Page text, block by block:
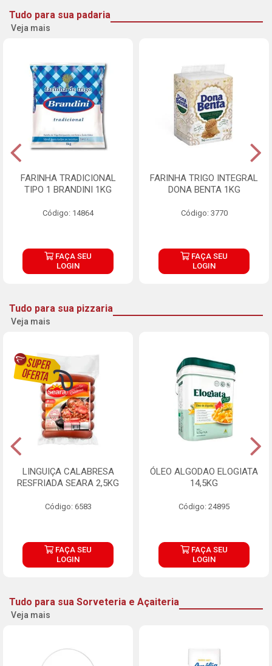
Tudo para sua padaria
Veja mais
FARINHA TRADICIONAL
TIPO 1 BRANDINI 1KG
Código: 14864
FAÇA SEU
LOGIN
FARINHA TRIGO INTEGRAL
DONA BENTA 1KG
Código: 3770
FAÇA SEU
LOGIN
Tudo para sua pizzaria
Veja mais
LINGUIÇA CALABRESA
RESFRIADA SEARA 2,5KG
Código: 6583
FAÇA SEU
LOGIN
ÓLEO ALGODAO ELOGIATA
14,5KG
Código: 24895
FAÇA SEU
LOGIN
Tudo para sua Sorveteria e Açaiteria
Veja mais